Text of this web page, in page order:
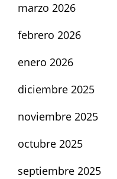
marzo 2026
febrero 2026
enero 2026
diciembre 2025
noviembre 2025
octubre 2025
septiembre 2025